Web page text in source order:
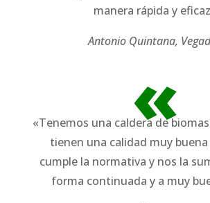
manera rápida y
Antonio Quintana,
«
«Tenemos una caldera de
tienen una calidad muy
cumple la normativa y nos la
forma continuada y a muy